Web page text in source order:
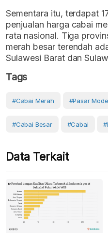
Sementara itu, terdapat
penjualan harga cabai
rata nasional. Tiga
merah besar terendah
Sulawesi Barat dan
Tags
#cabai Merah #Pasar
#cabai Besar #Cabai
Data Terkait